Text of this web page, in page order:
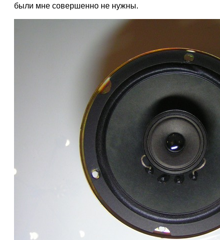
были мне совершенно не нужны.